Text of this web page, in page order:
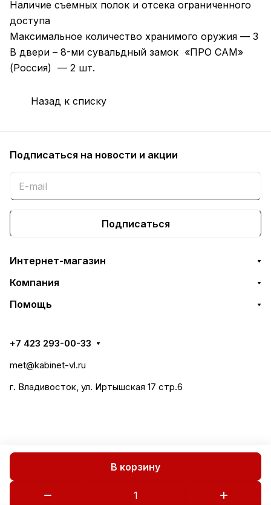
В корзину
Наличие съемных полок и отсека ограниченного
доступа
Максимальное количество хранимого оружия — 3
В двери – 8-ми сувальдный замок «ПРО САМ»
(Россия) — 2 шт.
Назад к списку
Подписаться на новости и акции
Подписаться
Интернет-магазин
Компания
Помощь
+7 423 293-00-33
met@kabinet-vl.ru
г. Владивосток, ул. Иртышская 17 стр.6
Все права защищены 2018-2026 © СтилМет